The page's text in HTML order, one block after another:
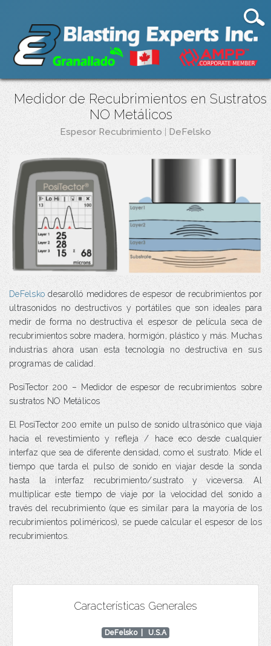
Medidor de Recubrimientos en Sustratos
NO Metálicos
Espesor Recubrimiento | DeFelsko
DeFelsko desarolló medidores de espesor de recubrimientos por
ultrasonidos no destructivos y portátiles que son ideales para
medir de forma no destructiva el espesor de película seca de
recubrimientos sobre madera, hormigón, plástico y más. Muchas
industrias ahora usan esta tecnología no destructiva en sus
programas de calidad.
PosiTector 200 – Medidor de espesor de recubrimientos sobre
sustratos NO Metálicos
El PosiTector 200 emite un pulso de sonido ultrasónico que viaja
hacia el revestimiento y refleja / hace eco desde cualquier
interfaz que sea de diferente densidad, como el sustrato. Mide el
tiempo que tarda el pulso de sonido en viajar desde la sonda
hasta la interfaz recubrimiento/sustrato y viceversa. Al
multiplicar este tiempo de viaje por la velocidad del sonido a
través del recubrimiento (que es similar para la mayoría de los
recubrimientos poliméricos), se puede calcular el espesor de los
recubrimientos.
Características Generales
DeFelsko| U.S.A